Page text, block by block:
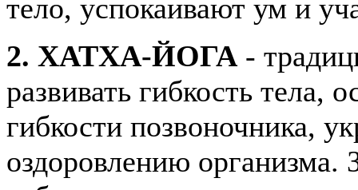
тело, успокаивают ум и
2. ХАТХА-ЙОГА -
развивать гибкость тела,
гибкости позвоночника,
оздоровлению организма.